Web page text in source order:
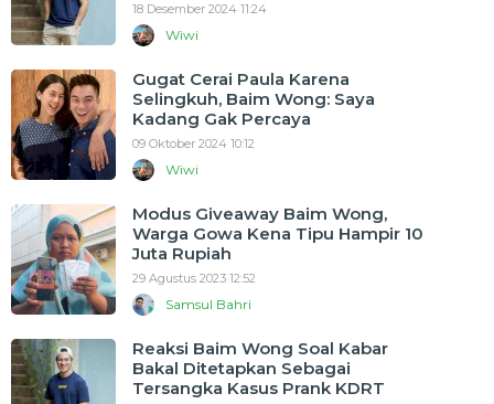
18 Desember 2024 11:24
Wiwi
Gugat Cerai Paula Karena
Selingkuh, Baim Wong: Saya
Kadang Gak Percaya
09 Oktober 2024 10:12
Wiwi
Modus Giveaway Baim Wong,
Warga Gowa Kena Tipu Hampir 10
Juta Rupiah
29 Agustus 2023 12:52
Samsul Bahri
Reaksi Baim Wong Soal Kabar
Bakal Ditetapkan Sebagai
Tersangka Kasus Prank KDRT